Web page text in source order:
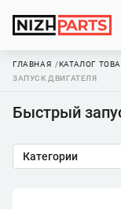
ГЛАВНАЯ КАТАЛОГ
ЗАПУСК ДВИГАТЕЛЯ
Быстрый
Категории